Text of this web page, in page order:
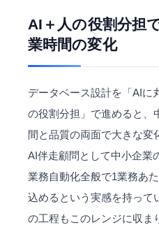
AI＋人の役割分担
業時間の変化
データベース設計を「AIに
の役割分担」で進めると、
間と品質の両面で大きな変
AI伴走顧問として中小企業
業務自動化全般で1業務あ
込めるという実感を持って
の工程もこのレンジに収ま